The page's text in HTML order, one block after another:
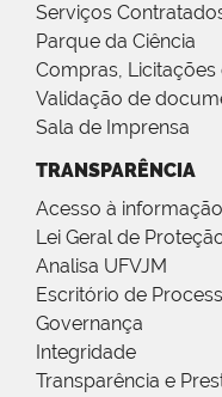
Serviços
Parque da Ciência
Compras, Licitações
Validação de
Sala de Imprensa
TRANSPARÊNCIA
Acesso à informação
Lei Geral de
Analisa UFVJM
Escritório de
Governança
Integridade
Transparência e